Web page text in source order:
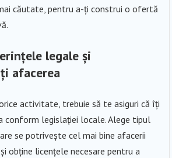
căutate, pentru a-ți construi o ofertă
legale și
afacerea
activitate, trebuie să te asiguri că îți
conform legislației locale. Alege tipul
se potrivește cel mai bine afacerii
obține licențele necesare pentru a